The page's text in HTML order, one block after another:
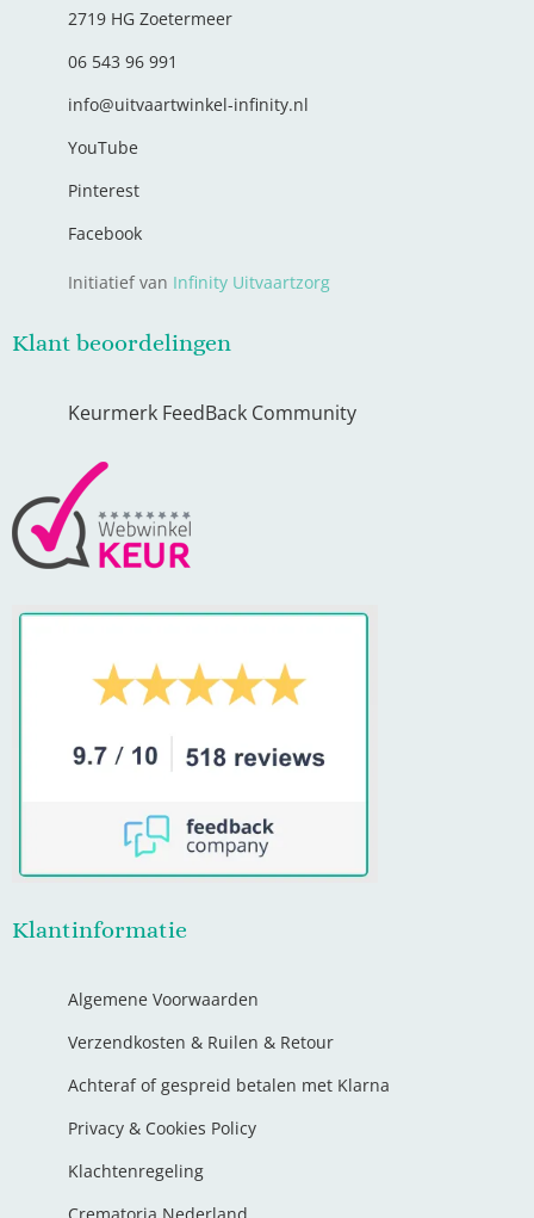
2719 HG Zoetermeer
06 543 96 991
info@uitvaartwinkel-infinity.nl
YouTube
Pinterest
Facebook
Initiatief van Infinity Uitvaartzorg
Klant beoordelingen
Keurmerk FeedBack Community
Klantinformatie
Algemene Voorwaarden
Verzendkosten & Ruilen & Retour
Achteraf of gespreid betalen met Klarna
Privacy & Cookies Policy
Klachtenregeling